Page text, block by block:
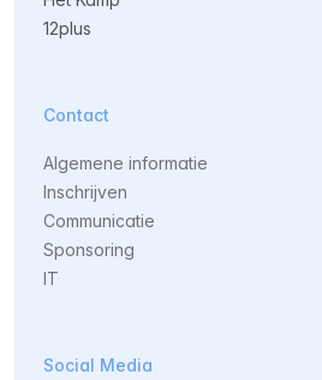
12plus
Contact
Algemene informatie
Inschrijven
Communicatie
Sponsoring
IT
Social Media